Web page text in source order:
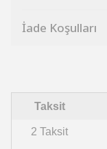
İade Koşulları
Taksit
2 Taksit